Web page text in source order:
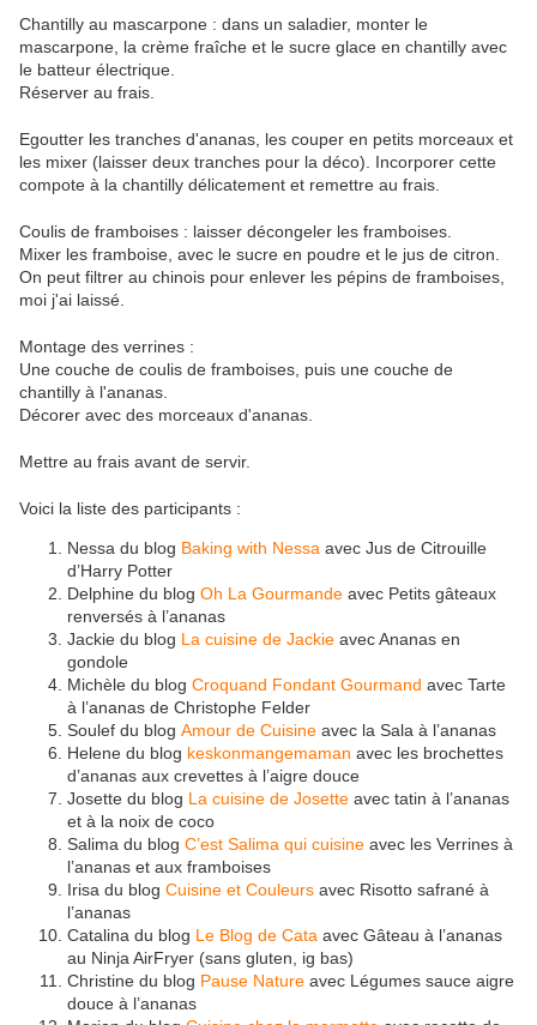
Chantilly au mascarpone : dans un saladier, monter le
mascarpone, la crème fraîche et le sucre glace en chantilly avec
le batteur électrique.
Réserver au frais.
Egoutter les tranches d'ananas, les couper en petits morceaux et
les mixer (laisser deux tranches pour la déco). Incorporer cette
compote à la chantilly délicatement et remettre au frais.
Coulis de framboises : laisser décongeler les framboises.
Mixer les framboise, avec le sucre en poudre et le jus de citron.
On peut filtrer au chinois pour enlever les pépins de framboises,
moi j'ai laissé.
Montage des verrines :
Une couche de coulis de framboises, puis une couche de
chantilly à l'ananas.
Décorer avec des morceaux d'ananas.
Mettre au frais avant de servir.
Voici la liste des participants :
Nessa du blog Baking with Nessa avec Jus de Citrouille
d’Harry Potter
Delphine du blog Oh La Gourmande avec Petits gâteaux
renversés à l’ananas
Jackie du blog La cuisine de Jackie avec Ananas en
gondole
Michèle du blog Croquand Fondant Gourmand avec Tarte
à l’ananas de Christophe Felder
Soulef du blog Amour de Cuisine avec la Sala à l’ananas
Helene du blog keskonmangemaman avec les brochettes
d’ananas aux crevettes à l’aigre douce
Josette du blog La cuisine de Josette avec tatin à l’ananas
et à la noix de coco
Salima du blog C’est Salima qui cuisine avec les Verrines à
l’ananas et aux framboises
Irisa du blog Cuisine et Couleurs avec Risotto safrané à
l’ananas
Catalina du blog Le Blog de Cata avec Gâteau à l’ananas
au Ninja AirFryer (sans gluten, ig bas)
Christine du blog Pause Nature avec Légumes sauce aigre
douce à l’ananas